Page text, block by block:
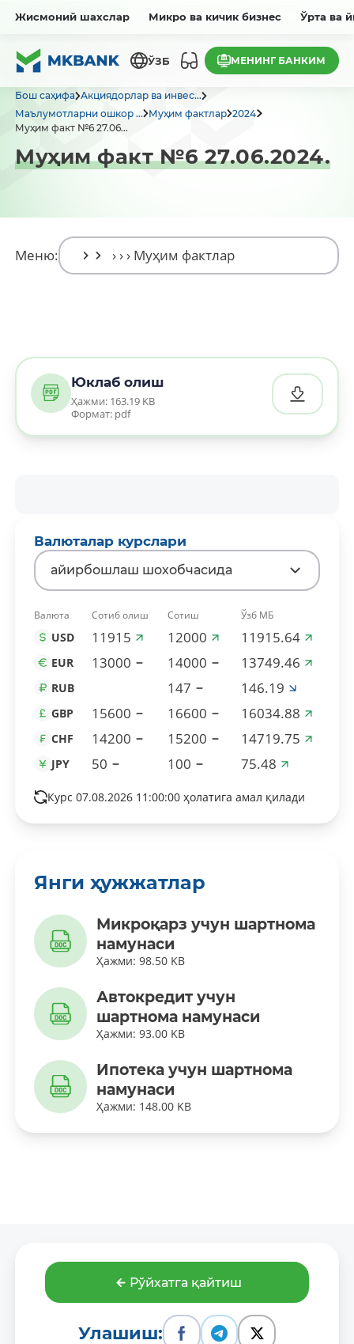
Жисмоний шахслар Микро ва кичик бизнес Ўрта ва
ЎЗБ МЕНИНГ БАНКИМ
Бош саҳифа Акциядорлар ва инвес...
Маълумотларни ошкор ... Муҳим фактлар 2024
Муҳим факт №6 27.06...
Муҳим факт №6 27.06.2024.
Меню:
Юклаб олиш
Ҳажми: 163.19 KB
Формат: pdf
Валюталар курслари
айирбошлаш шохобчасида
Валюта Сотиб олиш Сотиш Ўзб МБ
USD 11915 12000 11915.64
EUR 13000 14000 13749.46
RUB 147 146.19
GBP 15600 16600 16034.88
CHF 14200 15200 14719.75
JPY 50 100 75.48
Курс 07.08.2026 11:00:00 ҳолатига амал қилади
Янги ҳужжатлар
Микроқарз учун шартнома
намунаси
Ҳажми: 98.50 KB
Автокредит учун
шартнома намунаси
Ҳажми: 93.00 KB
Ипотека учун шартнома
намунаси
Ҳажми: 148.00 KB
Рўйхатга қайтиш
Улашиш: